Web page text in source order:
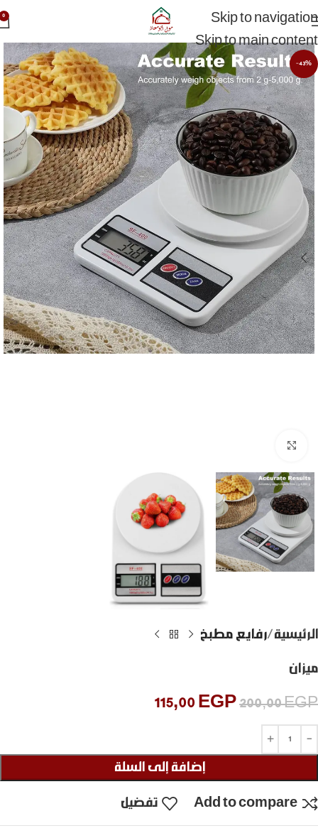
Skip to navigation
Skip to main content
0
-43%
الرئيسية رفايع مطبخ
ميزان
200,00EGP
115,00 EGP
إضافة إلى السلة
Add to compare تفضيل